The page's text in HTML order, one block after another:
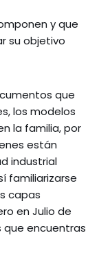
y que
su objetivo
que
los modelos
la familia, por
están
industrial
familiarizarse
capas
en Julio de
que encuentras